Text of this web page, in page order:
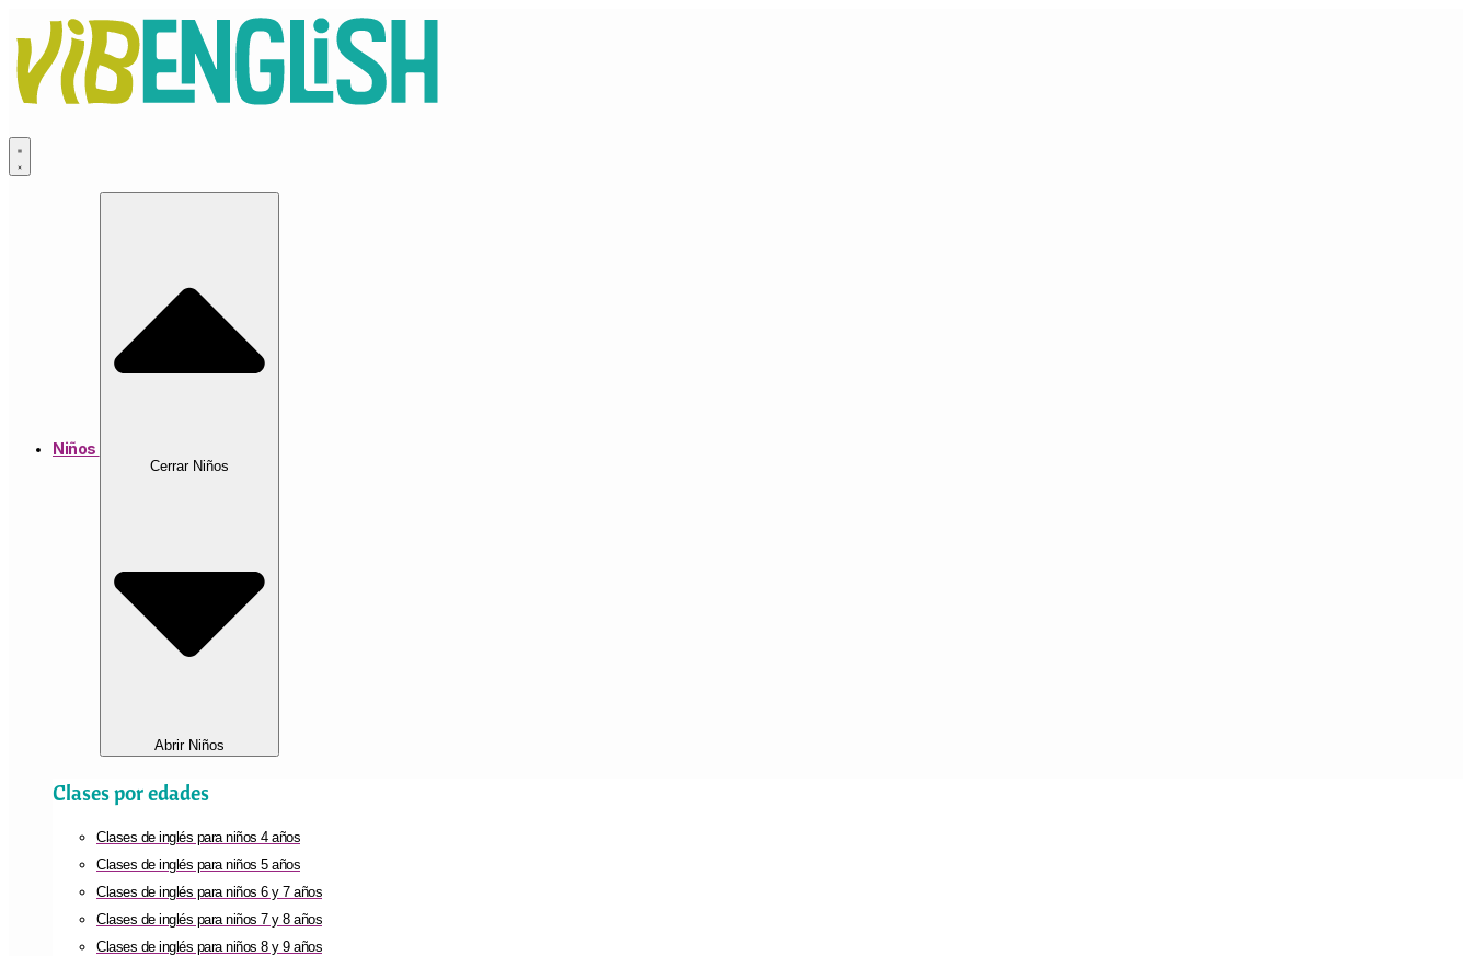
contenido
Niños
Cerrar Niños
Abrir Niños
Clases por edades
Clases de inglés para niños 4 años
Clases de inglés para niños 5 años
Clases de inglés para niños 6 y 7 años
Clases de inglés para niños 7 y 8 años
Clases de inglés para niños 8 y 9 años